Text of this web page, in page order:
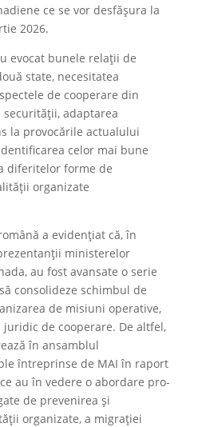
ce se vor desfășura la
2026.
evocat bunele relații de
state, necesitatea
de cooperare din
adaptarea
la provocările actualului
celor mai bune
diferitelor forme de
organizate
a evidențiat că, în
ministerelor
au fost avansate o serie
consolideze schimbul de
de misiuni operative,
de cooperare. De altfel,
în ansamblul
întreprinse de MAI în raport
au în vedere o abordare pro-
de prevenirea și
organizate, a migrației